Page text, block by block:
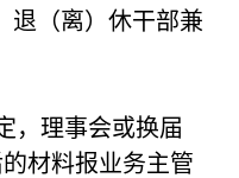
退（离）休干部兼
，理事会或换届
材料报业务主管